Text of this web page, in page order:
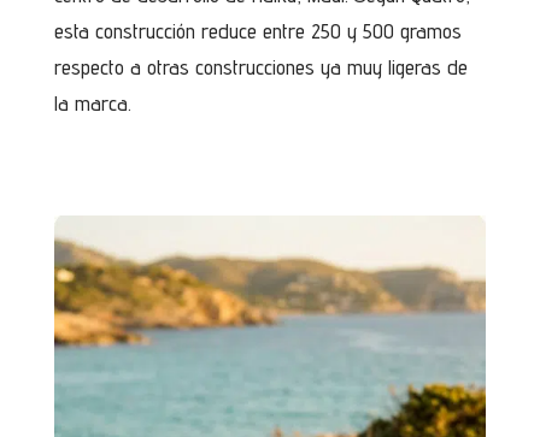
esta construcción reduce entre 250 y 500 gramos
respecto a otras construcciones ya muy ligeras de
la marca.